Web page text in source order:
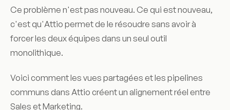
Ce problème n'est pas nouveau. Ce qui est nouveau,
c'est qu'Attio permet de le résoudre sans avoir à
forcer les deux équipes dans un seul outil
monolithique.
Voici comment les vues partagées et les pipelines
communs dans Attio créent un alignement réel entre
Sales et Marketing.